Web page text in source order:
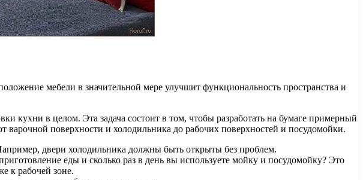
мебели в значительной мере улучшит функциональность пространства и
кухни в целом. Эта задача состоит в том, чтобы разработать на бумаге примерный
варочной поверхности и холодильника до рабочих поверхностей и посудомойки.
двери холодильника должны быть открыты без проблем.
еды и сколько раз в день вы используете мойку и посудомойку? Это
к рабочей зоне.